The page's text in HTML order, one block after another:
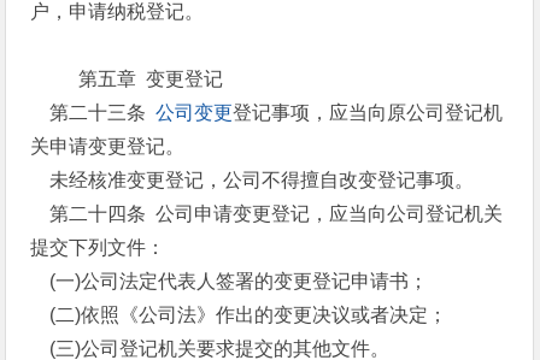
户，申请纳税登记。
第五章 变更登记
第二十三条公司变更登记事项，应当向原公司登记机
关申请变更登记。
未经核准变更登记，公司不得擅自改变登记事项。
第二十四条 公司申请变更登记，应当向公司登记机关
提交下列文件：
(一)公司法定代表人签署的变更登记申请书；
(二)依照《公司法》作出的变更决议或者决定；
(三)公司登记机关要求提交的其他文件。